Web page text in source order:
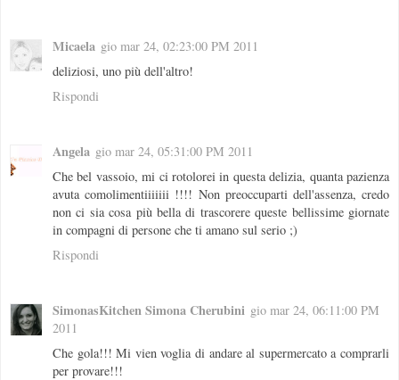
Micaela gio mar 24, 02:23:00 PM 2011
deliziosi, uno più dell'altro!
Rispondi
Angela gio mar 24, 05:31:00 PM 2011
Che bel vassoio, mi ci rotolorei in questa delizia, quanta pazienza
avuta comolimentiiiiiii !!!! Non preoccuparti dell'assenza, credo
non ci sia cosa più bella di trascorere queste bellissime giornate
in compagni di persone che ti amano sul serio ;)
Rispondi
SimonasKitchen Simona Cherubini gio mar 24, 06:11:00 PM
2011
Che gola!!! Mi vien voglia di andare al supermercato a comprarli
per provare!!!